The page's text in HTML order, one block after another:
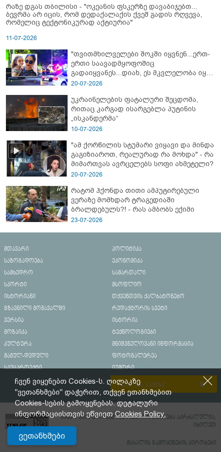
რაზე დგას თბილისი - "ოკეანის ფსკერზე დავაბიჯებთ...
ბევრმა არ იცის, რომ დედაქალაქის ქვეშ გადის რღვევა,
რომელიც ტექტონიკურად აქტიურია"
11-07-2026
"თვითმხილველები შოკში იყვნენ...ერთ-
ერთი საავადმყოფოშიც
გადაიყვანეს...დიახ, ეს მკვლელობა იყო"
- გორში დატრიალებული ტრაგედიის
20-07-2026
უკრაინელების ფატალური შეცდომა,
რითაც კარგად ისარგებლა პუტინის
„ისკანდერმა“
10-07-2026
"ამ ქორწილის სტუმარი ვიყავი და მინდა
გაგიზიაროთ, რეალურად რა მოხდა" - რა
მიმართვას ავრცელებს სოფი ახმეტელი?
20-07-2026
რატომ ჰქონდა თითი ამპუტირებული
ვერაზე მომხდარ ტრაგედიაში
ბრალდებულს?! - რას ამბობს ექიმი
23-07-2026
მთავარი
პოლიტიკა
საზოგადოება
ეკონომიკა
სამხედრო
სამართალი
სპორტი
მსოფლიო
ისტორიანი
თქვენთვის ქალბატონებო
გზავნილი მომავალში
რედაქტორის სვეტი
ვერსია
ისტორია
მოზაიკა
ტექნოლოგიები
კულტურა
მნიშვნელოვანი ინფორმაცია
მამულ-დედული
ფოტოგალერეა
სპეცპროექტი
იუმორი
რეკლამა საიტზე
მასალების გადაბეჭდვა/რეპროდუცირება აკრძალულია,
იხილეთ
მასალის გამოყენების პირობები
ჩვენ ვიყენებთ Cookies-ს. ღილაკზე
"ვეთანხმები" დაჭერით, თქვენ ეთანხმებით
Cookies-სების გამოყენებას. დეტალური
ინფორმაციისთვის ეწვიეთCookies Policy.
ვეთანხმები